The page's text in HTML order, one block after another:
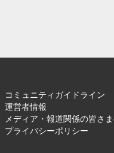
コミュニティガイドライン
運営者情報
メディア・報道関係の皆さ
プライバシーポリシー